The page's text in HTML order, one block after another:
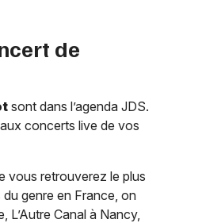
de
sont dans l’agenda JDS.
concerts live de vos
vous retrouverez le plus
du genre en France, on
Canal à Nancy,